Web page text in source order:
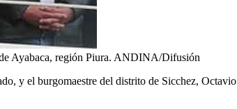
Ayabaca, región Piura. ANDINA/Difusión
y el burgomaestre del distrito de Sicchez, Octavio